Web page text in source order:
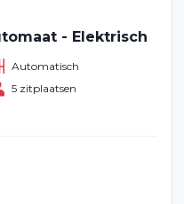
- Elektrisch
Automatisch
5 zitplaatsen